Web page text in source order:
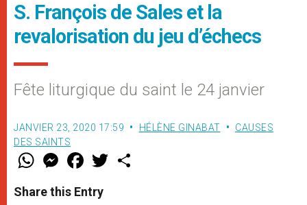
S. François de Sales et la
revalorisation du jeu d’échecs
Fête liturgique du saint le 24 janvier
JANVIER 23, 2020 17:59 HÉLÈNE GINABAT
CAUSES
DES SAINTS
W
t
s
M
e
s
e
F
a
e
b
w
Share this Entry